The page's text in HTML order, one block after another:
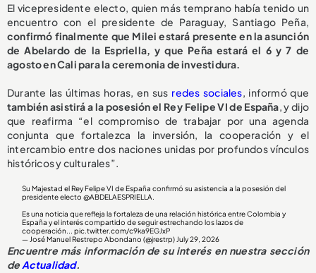
El vicepresidente electo, quien más temprano había tenido un
encuentro con el presidente de Paraguay, Santiago Peña,
confirmó finalmente que Milei estará presente en la asunción
de Abelardo de la Espriella, y que Peña estará el 6 y 7 de
agosto en Cali para la ceremonia de investidura.
Durante las últimas horas, en sus redes sociales, informó que
también asistirá a la posesión el Rey Felipe VI de España, y dijo
que reafirma “el compromiso de trabajar por una agenda
conjunta que fortalezca la inversión, la cooperación y el
intercambio entre dos naciones unidas por profundos vínculos
históricos y culturales”.
Su Majestad el Rey Felipe VI de España confirmó su asistencia a la posesión del
presidente electo@ABDELAESPRIELLA
Es una noticia que refleja la fortaleza de una relación histórica entre Colombia y
España y el interés compartido de seguir estrechando los lazos de
cooperación...pic.twitter.com/c9ka9EGJxP
— José Manuel Restrepo Abondano (@jrestrp) July 29, 2026
Encuentre más información de su interés en nuestra sección
deActualidad.